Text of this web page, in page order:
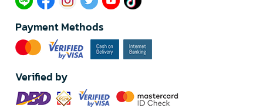
Payment Methods
Verified by